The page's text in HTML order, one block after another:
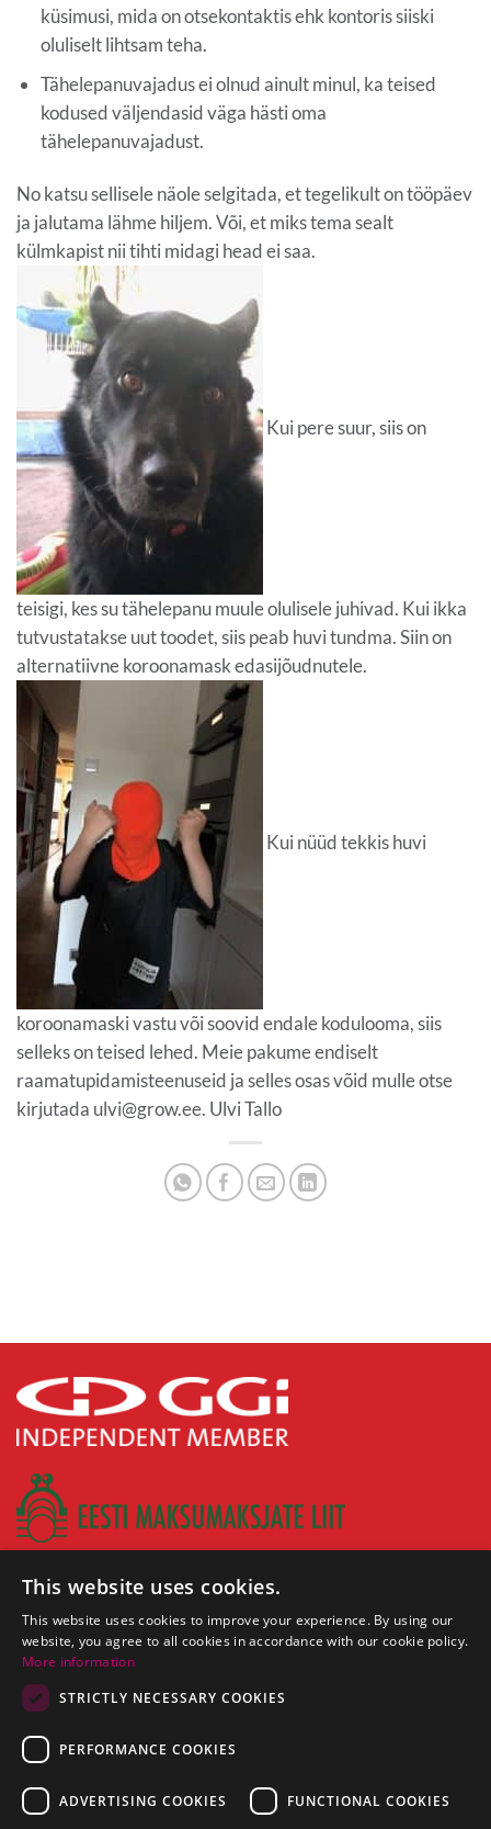
küsimusi, mida on otsekontaktis ehk kontoris siiski
oluliselt lihtsam teha.
Tähelepanuvajadus ei olnud ainult minul, ka teised
kodused väljendasid väga hästi oma
tähelepanuvajadust.
No katsu sellisele näole selgitada, et tegelikult on tööpäev
ja jalutama lähme hiljem. Või, et miks tema sealt
külmkapist nii tihti midagi head ei saa.
Kui pere suur, siis on
teisigi, kes su tähelepanu muule olulisele juhivad. Kui ikka
tutvustatakse uut toodet, siis peab huvi tundma. Siin on
alternatiivne koroonamask edasijõudnutele.
Kui nüüd tekkis huvi
koroonamaski vastu või soovid endale kodulooma, siis
selleks on teised lehed. Meie pakume endiselt
raamatupidamisteenuseid ja selles osas võid mulle otse
kirjutada ulvi@grow.ee. Ulvi Tallo
This website uses cookies.
This website uses cookies to improve your experience. By using our
website, you agree to all cookies in accordance with our cookie policy.
More information
STRICTLY NECESSARY COOKIES
PERFORMANCE COOKIES
ADVERTISING COOKIES FUNCTIONAL COOKIES